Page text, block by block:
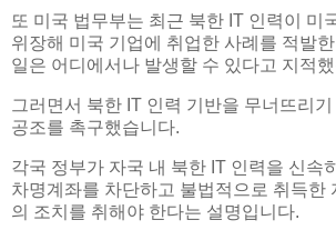
또 미국 법무부는 최근 북한 IT 인력이 미
위장해 미국 기업에 취업한 사례를 적발
일은 어디에서나 발생할 수 있다고 지적
그러면서 북한 IT 인력 기반을 무너뜨리
공조를 촉구했습니다.
각국 정부가 자국 내 북한 IT 인력을 신속
차명계좌를 차단하고 불법적으로 취득한
의 조치를 취해야 한다는 설명입니다.